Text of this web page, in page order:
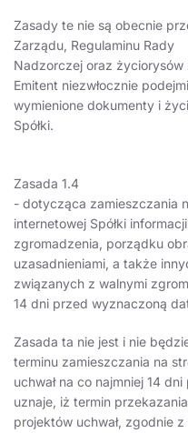
Zasady te nie są obecnie
Zarządu, Regulaminu Rady
Nadzorczej oraz życiorysów
Emitent niezwłocznie
wymienione dokumenty i
Spółki.
Zasada 1.4
- dotycząca zamieszczania
internetowej Spółki
zgromadzenia, porządku
uzasadnieniami, a także
związanych z walnymi
14 dni przed wyznaczoną
Zasada ta nie jest i nie
terminu zamieszczania na
uchwał na co najmniej 14
uznaje, iż termin
projektów uchwał, zgodnie